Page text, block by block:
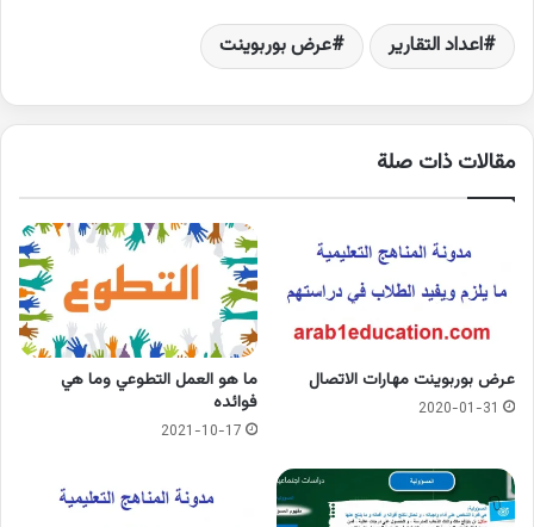
اعداد التقارير عرض بوربوينت
مقالات ذات صلة
عرض بوربوينت مهارات الاتصال
2020-01-31
ما هو العمل التطوعي وما هي
فوائده
2021-10-17